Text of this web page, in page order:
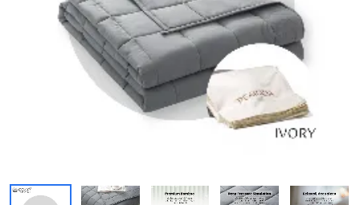
Songkran's day
Congrats to you